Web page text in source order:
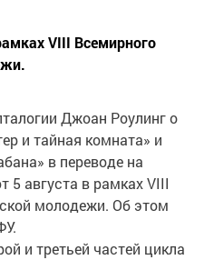
VIII Всемирного
Джоан Роулинг о
и тайная комната» и
в переводе на
5 августа в рамках VIII
молодежи. Об этом
и третьей частей цикла